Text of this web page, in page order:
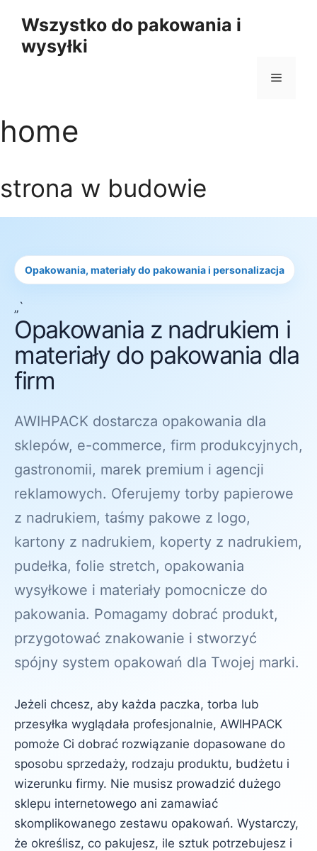
treści
Wszystko do pakowania i
wysyłki
Menu
home
strona w budowie
Opakowania, materiały do pakowania i personalizacja
„`
Opakowania z nadrukiem i
materiały do pakowania dla
firm
AWIHPACK dostarcza opakowania dla
sklepów, e-commerce, firm produkcyjnych,
gastronomii, marek premium i agencji
reklamowych. Oferujemy torby papierowe
z nadrukiem, taśmy pakowe z logo,
kartony z nadrukiem, koperty z nadrukiem,
pudełka, folie stretch, opakowania
wysyłkowe i materiały pomocnicze do
pakowania. Pomagamy dobrać produkt,
przygotować znakowanie i stworzyć
spójny system opakowań dla Twojej marki.
Jeżeli chcesz, aby każda paczka, torba lub
przesyłka wyglądała profesjonalnie, AWIHPACK
pomoże Ci dobrać rozwiązanie dopasowane do
sposobu sprzedaży, rodzaju produktu, budżetu i
wizerunku firmy. Nie musisz prowadzić dużego
sklepu internetowego ani zamawiać
skomplikowanego zestawu opakowań. Wystarczy,
że określisz, co pakujesz, ile sztuk potrzebujesz i